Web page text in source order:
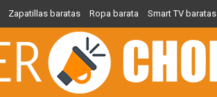
Zapatillas baratas Ropa barata Smart TV baratas